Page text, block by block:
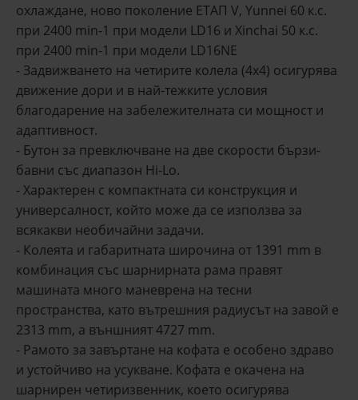
охлаждане, ново поколение ЕТАП V, Yunnei 60 к.с.
при 2400 min-1 при модели LD16 и Xinchai 50 к.с.
при 2400 min-1 при модели LD16NE
- Задвижването на четирите колела (4x4) осигурява
движение дори и в най-тежките условия
благодарение на забележителната си мощност и
адаптивност.
- Бутон за превключване на две скорости бързи-
бавни със диапазон Hi-Lo.
- Характерен с компактната си конструкция и
универсалност, който може да се използва за
всякакви необичайни задачи.
- Колеята и габаритната широчина от 1391 mm в
комбинация със шарнирната рама правят
машината много маневрена на тесни
пространства, като вътрешния радиусът на завой е
2313 mm, а външният 4727 mm.
- Рамото за завъртане на кофата е особено здраво
и устойчиво на усукване. Кофата е окачена на
шарнирен четиризвенник, което осигурява